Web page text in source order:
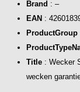
Brand : –
EAN :
ProductGroup
Title : Wecker
wecken